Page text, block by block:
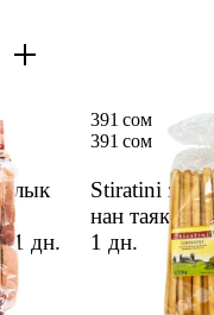
1 дн.
Stiratini
нан
1 дн.
391 сом
391 сом